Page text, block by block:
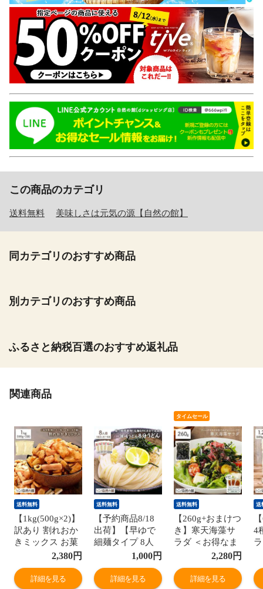
この商品のカテゴリ
送料無料 美味しさは元気の源【自然の館】
同カテゴリのおすすめ商品
別カテゴリのおすすめ商品
ふるさと納税百選のおすすめ返礼品
関連商品
送料無料
【1kg(500g×2)】
訳あり 割れおか
きミックス お菓
子 メガ盛り お茶
うけ おつまみ 送
料無料 宅配便
2,380円
詳細を見る
送料無料
【予約商品8/18
出荷】【早ゆで
細麺タイプ 8人
前】讃岐うどん
8分うどん 送料
無料 訳あり(簡易
1,000円
詳細を見る
タイムセール
送料無料
【260g+おまけつ
き】寒天海藻サ
ラダ ＜お得なま
とめ買いはペー
ジで案内中＞ 飯
とも ダイエット
2,280円
詳細を見る
送
4